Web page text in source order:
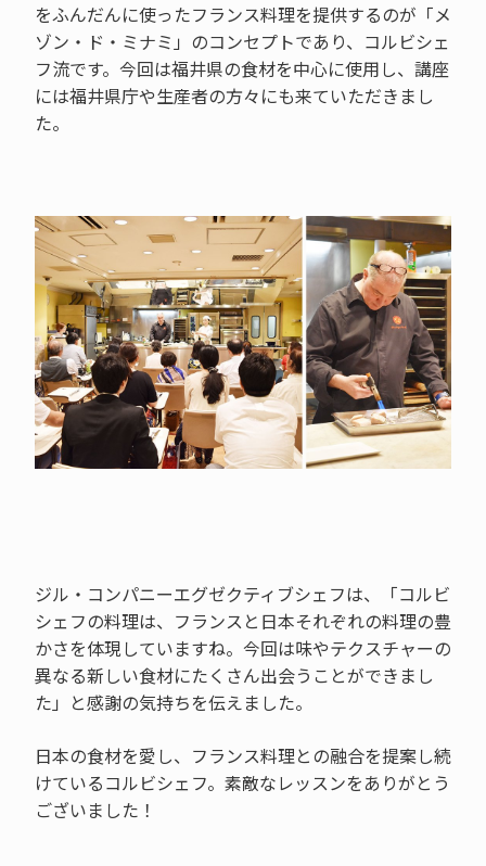
をふんだんに使ったフランス料理を提供するのが「メ
ゾン・ド・ミナミ」のコンセプトであり、コルビシェ
フ流です。今回は福井県の食材を中心に使用し、講座
には福井県庁や生産者の方々にも来ていただきまし
た。
ジル・コンパニーエグゼクティブシェフは、「コルビ
シェフの料理は、フランスと日本それぞれの料理の豊
かさを体現していますね。今回は味やテクスチャーの
異なる新しい食材にたくさん出会うことができまし
た」と感謝の気持ちを伝えました。
日本の食材を愛し、フランス料理との融合を提案し続
けているコルビシェフ。素敵なレッスンをありがとう
ございました！